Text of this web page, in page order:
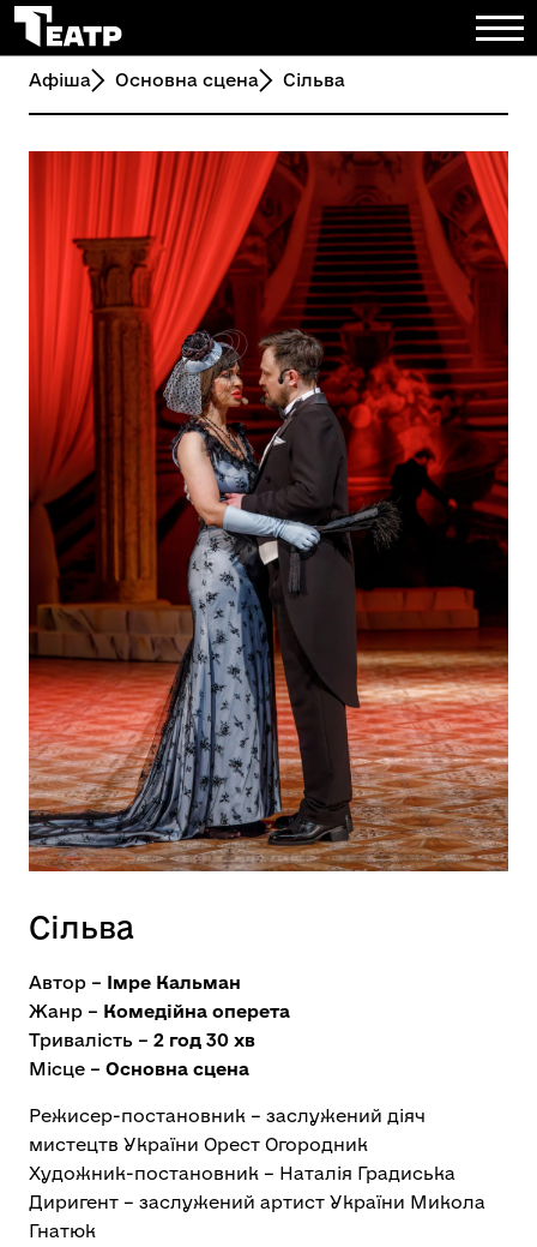
Афіша Основна сцена Сільва
Сільва
Автор – Імре Кальман
Жанр – Комедійна оперета
Тривалість – 2 год 30 хв
Місце – Основна сцена
Режисер-постановник – заслужений діяч
мистецтв України Орест Огородник
Художник-постановник – Наталія Градиська
Диригент – заслужений артист України Микола
Гнатюк